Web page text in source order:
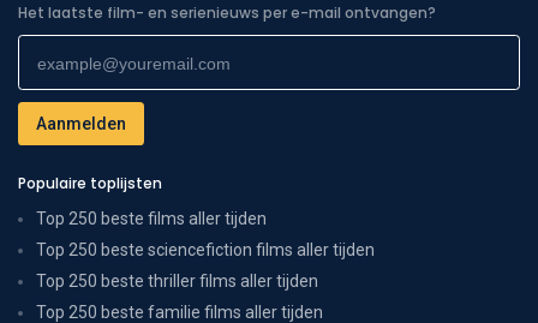
Het laatste film- en serienieuws per e-mail ontvangen?
Populaire toplijsten
Top 250 beste films aller tijden
Top 250 beste sciencefiction films aller tijden
Top 250 beste thriller films aller tijden
Top 250 beste familie films aller tijden